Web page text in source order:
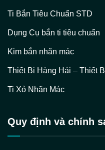
Ti Bắn Tiêu Chuẩn STD
Dụng Cụ bắn ti tiêu chuẩn
Kim bắn nhãn mác
Thiết Bị Hàng Hải – Thiết
Ti Xỏ Nhãn Mác
Quy định và chính